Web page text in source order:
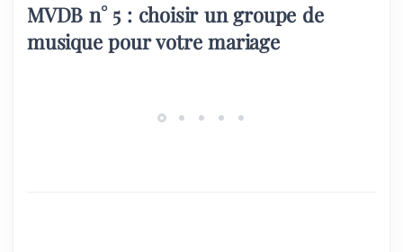
MVDB n° 5 : choisir un groupe de
musique pour votre mariage